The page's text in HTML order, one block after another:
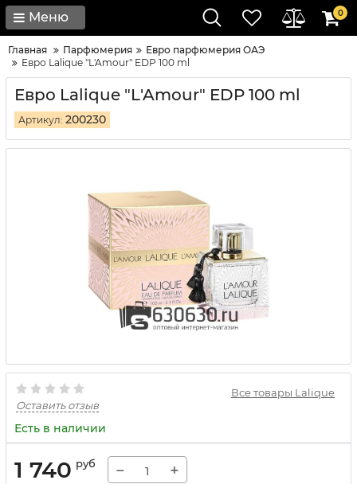
Меню 0
Главная Парфюмерия
Евро парфюмерия ОАЭ
Евро Lalique "L'Amour" EDP 100 ml
Евро Lalique "L'Amour" EDP 100 ml
Артикул: 200230
Все товары Lalique
Оставить отзыв
Есть в наличии
1 740 руб − +